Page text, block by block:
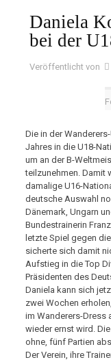
Daniela
bei der
Veröffentlicht von
Die in der
Jahres in die U18-
um an der B-
teilzunehmen. Damit
damalige U16-
deutsche Auswahl
Dänemark, Ungarn
Bundestrainerin
letzte Spiel gegen
sicherte sich damit
Aufstieg in die Top
Präsidenten des
Daniela kann sich
zwei Wochen
im Wanderers-Dress
wieder ernst wird.
ohne, fünf Partien
Der Verein, ihre